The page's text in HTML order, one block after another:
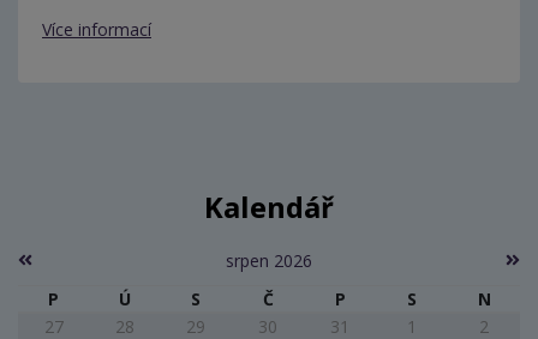
Více informací
Kalendář
srpen 2026
P
Ú S Č P S
N
27
28 29 30 31 1
2